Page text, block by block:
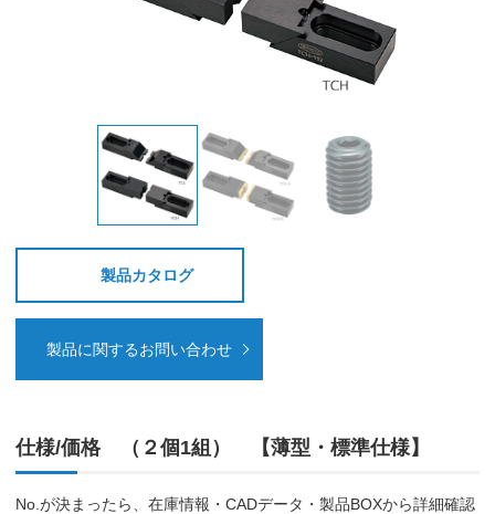
製品カタログ
製品に関するお問い合わせ
仕様/価格 （２個1組） 【薄型・標準仕様】
No.が決まったら、在庫情報・CADデータ・製品BOXから詳細確認